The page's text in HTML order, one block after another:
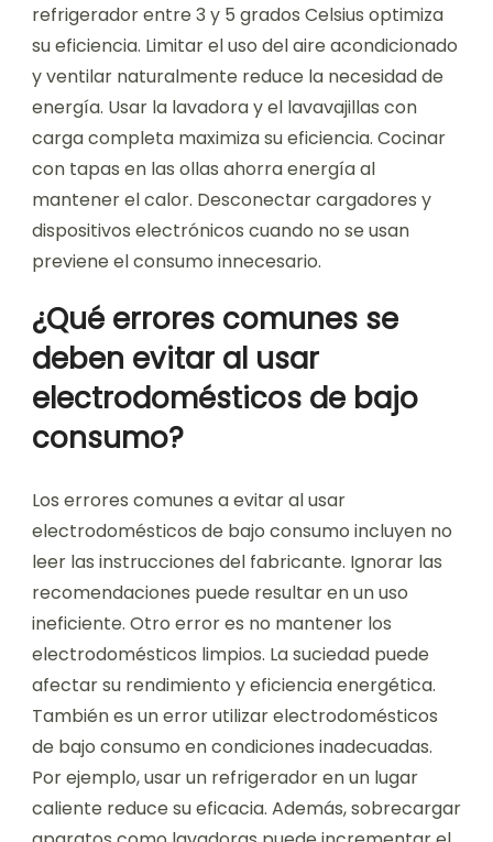
refrigerador entre 3 y 5 grados Celsius optimiza
su eficiencia. Limitar el uso del aire acondicionado
y ventilar naturalmente reduce la necesidad de
energía. Usar la lavadora y el lavavajillas con
carga completa maximiza su eficiencia. Cocinar
con tapas en las ollas ahorra energía al
mantener el calor. Desconectar cargadores y
dispositivos electrónicos cuando no se usan
previene el consumo innecesario.
¿Qué errores comunes se
deben evitar al usar
electrodomésticos de bajo
consumo?
Los errores comunes a evitar al usar
electrodomésticos de bajo consumo incluyen no
leer las instrucciones del fabricante. Ignorar las
recomendaciones puede resultar en un uso
ineficiente. Otro error es no mantener los
electrodomésticos limpios. La suciedad puede
afectar su rendimiento y eficiencia energética.
También es un error utilizar electrodomésticos
de bajo consumo en condiciones inadecuadas.
Por ejemplo, usar un refrigerador en un lugar
caliente reduce su eficacia. Además, sobrecargar